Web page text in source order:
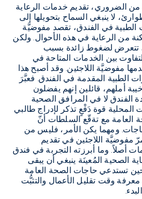
الضروري، تقديم خدمات الرعاية
لا ينبغي السماح بتحويلها إلى
الطبية في الفندق، تقصد مفوضيَّة
من الرعاية في هذه الأحوال. ولكن
تتعرض لضغوط زائدة بسبب
بين الخدمات المتاحة في
مفوضيَّة اللاجئين. وقد أصبح هذا
الطبية المقدمة في الفندق. فعبَّرَ
أملهم، قائلين إنهم يفضلون
الفندق لا في المرافق الصحية
قوة دَفْعٍ تذكر لإدراج طالبي
العامة مع تةقّع السلطات أنّ
ومهما يكن الأمر، فليس من
مفوضيَّة اللاجئين في تقديم
أصلاً. وما أبرزته التجربة في فندق
الصحية المُعينَة ينبغي أن يبقى
تستدعي حاجات الصحة العامة
وقت تقليل الأعمال والتثبُّت